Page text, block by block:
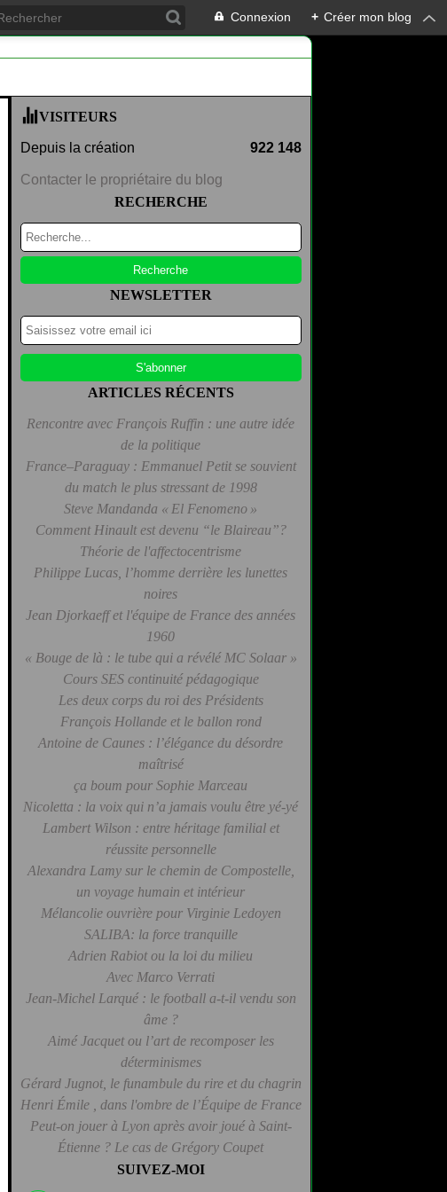
Connexion + Créer mon blog
VISITEURS
Depuis la création 922 148
Contacter le propriétaire du blog
RECHERCHE
NEWSLETTER
ARTICLES RÉCENTS
Rencontre avec François Ruffin : une autre idée
de la politique
France–Paraguay : Emmanuel Petit se souvient
du match le plus stressant de 1998
Steve Mandanda « El Fenomeno »
Comment Hinault est devenu “le Blaireau”?
Théorie de l'affectocentrisme
Philippe Lucas, l’homme derrière les lunettes
noires
Jean Djorkaeff et l'équipe de France des années
1960
« Bouge de là : le tube qui a révélé MC Solaar »
Cours SES continuité pédagogique
Les deux corps du roi des Présidents
François Hollande et le ballon rond
Antoine de Caunes : l’élégance du désordre
maîtrisé
ça boum pour Sophie Marceau
Nicoletta : la voix qui n’a jamais voulu être yé-yé
Lambert Wilson : entre héritage familial et
réussite personnelle
Alexandra Lamy sur le chemin de Compostelle,
un voyage humain et intérieur
Mélancolie ouvrière pour Virginie Ledoyen
SALIBA: la force tranquille
Adrien Rabiot ou la loi du milieu
Avec Marco Verrati
Jean-Michel Larqué : le football a-t-il vendu son
âme ?
Aimé Jacquet ou l’art de recomposer les
déterminismes
Gérard Jugnot, le funambule du rire et du chagrin
Henri Émile , dans l'ombre de l’Équipe de France
Peut-on jouer à Lyon après avoir joué à Saint-
Étienne ? Le cas de Grégory Coupet
SUIVEZ-MOI